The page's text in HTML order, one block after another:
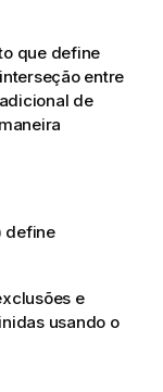
que define
entre
de
define
e
usando o